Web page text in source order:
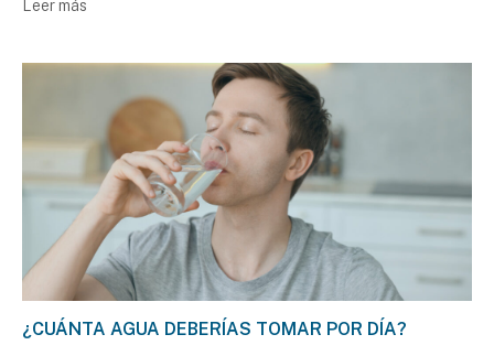
Leer más
¿CUÁNTA AGUA DEBERÍAS TOMAR POR DÍA?